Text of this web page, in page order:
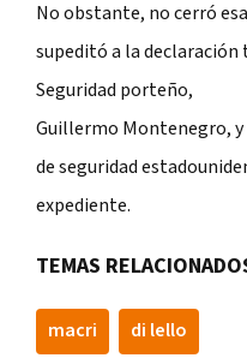
No obstante, no cerró
supeditó a la
Seguridad porteño,
Guillermo Montenegro, y
de seguridad
expediente.
TEMAS
macri di lello